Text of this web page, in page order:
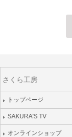
さくら工房
トップページ
SAKURA'S TV
オンラインショップ